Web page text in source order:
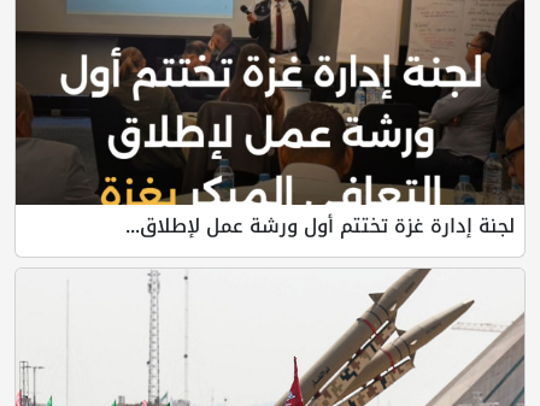
لجنة إدارة غزة تختتم أول ورشة عمل لإطلاق...